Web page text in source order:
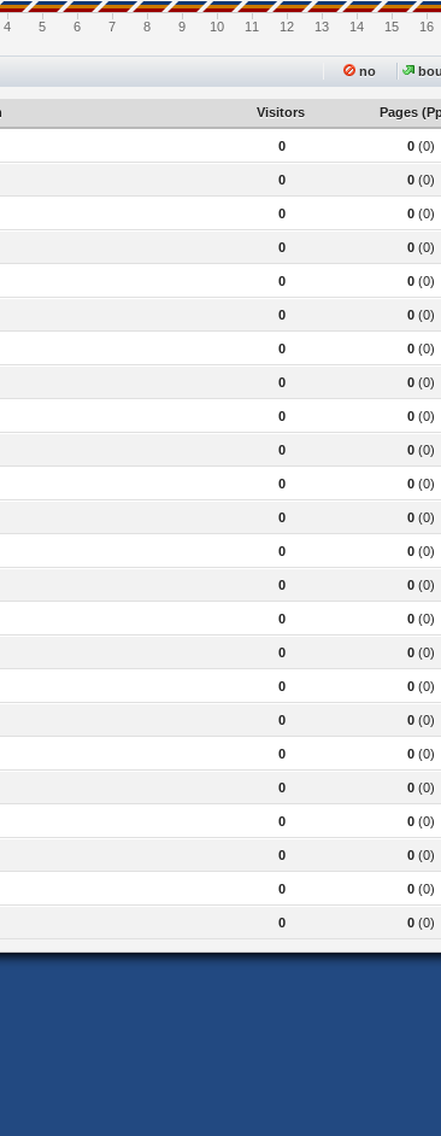
4 5 6 7 8 9 10 11 12 13 14 15 16
no
Visitors Pages
0 0(0)
0 0(0)
0 0(0)
0 0(0)
0 0(0)
0 0(0)
0 0(0)
0 0(0)
0 0(0)
0 0(0)
0 0(0)
0 0(0)
0 0(0)
0 0(0)
0 0(0)
0 0(0)
0 0(0)
0 0(0)
0 0(0)
0 0(0)
0 0(0)
0 0(0)
0 0(0)
0 0(0)